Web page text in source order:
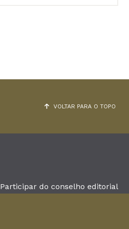
VOLTAR PARA O TOPO
Participar do conselho editorial